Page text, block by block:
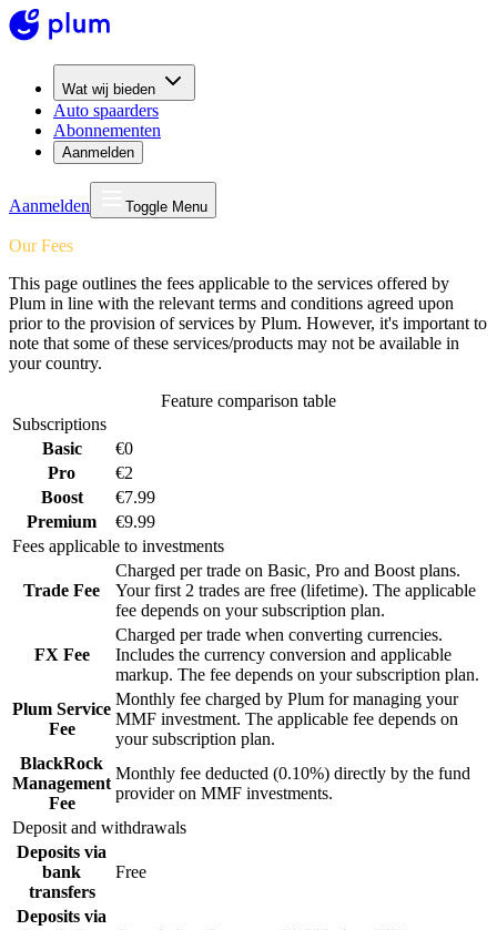
Wat wij bieden
Auto spaarders
Abonnementen
Aanmelden
Aanmelden Toggle Menu
Our Fees
This page outlines the fees applicable to the services offered by
Plum in line with the relevant terms and conditions agreed upon
prior to the provision of services by Plum. However, it's important to
note that some of these services/products may not be available in
your country.
Feature comparison table
Subscriptions
Basic
€0
Pro
€2
Boost
€7.99
Premium
€9.99
Fees applicable to investments
Trade Fee
Charged per trade on Basic, Pro and Boost plans.
Your first 2 trades are free (lifetime). The applicable
fee depends on your subscription plan.
FX Fee
Charged per trade when converting currencies.
Includes the currency conversion and applicable
markup. The fee depends on your subscription plan.
Plum Service
Fee
Monthly fee charged by Plum for managing your
MMF investment. The applicable fee depends on
your subscription plan.
BlackRock
Management
Fee
Monthly fee deducted (0.10%) directly by the fund
provider on MMF investments.
Deposit and withdrawals
Deposits via
bank
transfers
Free
Deposits via